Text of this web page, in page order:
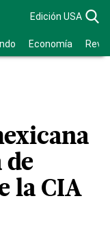
Edición USA
Economía
de
la CIA